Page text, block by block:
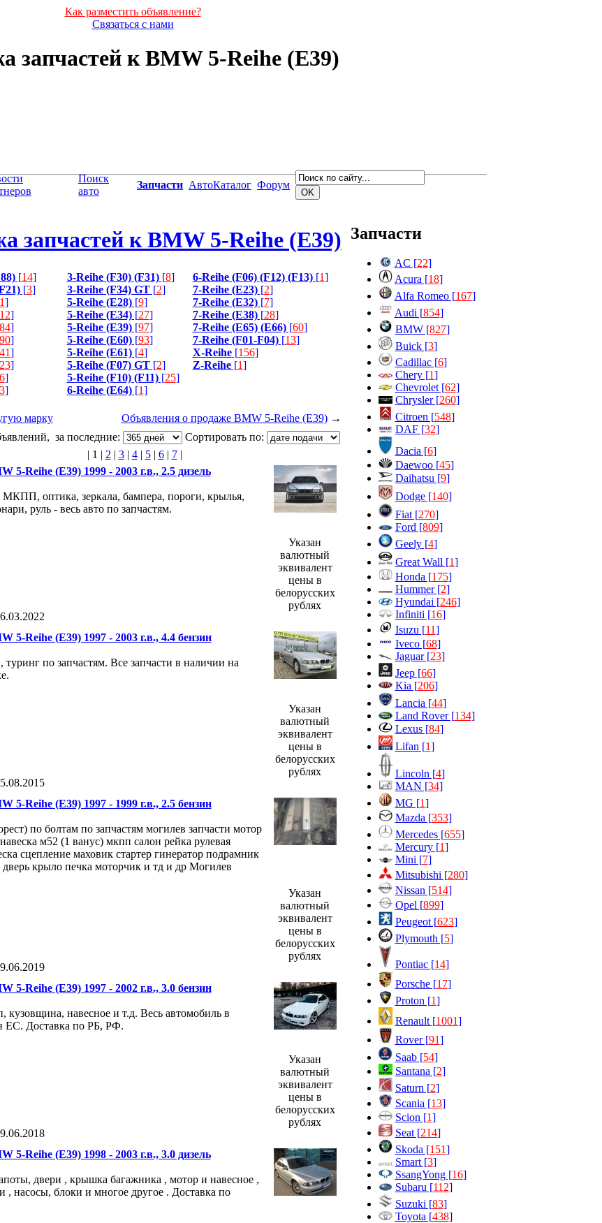
Как разместить объявление?
Связаться с нами
запчастей к BMW 5-Reihe (E39)
Поиск
авто
Запчасти АвтоКаталог Форум
запчастей к BMW 5-Reihe (E39)
[14]
[3]
]
]
]
]
]
]
]
]
3-Reihe (F30) (F31)[8]
3-Reihe (F34) GT[2]
5-Reihe (E28)[9]
5-Reihe (E34)[27]
5-Reihe (E39)[97]
5-Reihe (E60)[93]
5-Reihe (E61)[4]
5-Reihe (F07) GT[2]
5-Reihe (F10) (F11)[25]
6-Reihe (E64)[1]
6-Reihe (F06) (F12) (F13) [1]
7-Reihe (E23)[2]
7-Reihe (E32)[7]
7-Reihe (E38)[28]
7-Reihe (E65) (E66)[60]
7-Reihe (F01-F04)[13]
X-Reihe[156]
Z-Reihe[1]
марку Объявления о продаже BMW 5-Reihe (E39)→
за последние:
Сортировать по:
| 1 | 2 | 3| 4| 5| 6| 7|
5-Reihe (E39) 1999 - 2003 г.в., 2.5 дизель
МКПП, оптика, зеркала, бампера, пороги, крылья,
руль - весь авто по запчастям.
Указан
валютный
эквивалент
цены в
белорусских
рублях
5-Reihe (E39) 1997 - 2003 г.в., 4.4 бензин
туринг по запчастям. Все запчасти в наличии на
Указан
валютный
эквивалент
цены в
белорусских
рублях
5-Reihe (E39) 1997 - 1999 г.в., 2.5 бензин
по болтам по запчастям могилев запчасти мотор
м52 (1 ванус) мкпп салон рейка рулевая
сцепление маховик стартер гинератор подрамник
дверь крыло печка моторчик и тд и др Могилев
Указан
валютный
эквивалент
цены в
белорусских
рублях
5-Reihe (E39) 1997 - 2002 г.в., 3.0 бензин
кузовщина, навесное и т.д. Весь автомобиль в
ЕС. Доставка по РБ, РФ.
Указан
валютный
эквивалент
цены в
белорусских
рублях
5-Reihe (E39) 1998 - 2003 г.в., 3.0 дизель
двери , крышка багажника , мотор и навесное ,
, насосы, блоки и многое другое . Доставка по
Запчасти
AC [22]
Acura [18]
Alfa Romeo [167]
Audi [854]
BMW [827]
Buick [3]
Cadillac [6]
Chery [1]
Chevrolet [62]
Chrysler [260]
Citroen [548]
DAF [32]
Dacia [6]
Daewoo [45]
Daihatsu [9]
Dodge [140]
Fiat [270]
Ford [809]
Geely [4]
Great Wall [1]
Honda [175]
Hummer [2]
Hyundai [246]
Infiniti [16]
Isuzu [11]
Iveco [68]
Jaguar [23]
Jeep [66]
Kia [206]
Lancia [44]
Land Rover [134]
Lexus [84]
Lifan [1]
Lincoln [4]
MAN [34]
MG [1]
Mazda [353]
Mercedes [655]
Mercury [1]
Mini [7]
Mitsubishi [280]
Nissan [514]
Opel [899]
Peugeot [623]
Plymouth [5]
Pontiac [14]
Porsche [17]
Proton [1]
Renault [1001]
Rover [91]
Saab [54]
Santana [2]
Saturn [2]
Scania [13]
Scion [1]
Seat [214]
Skoda [151]
Smart [3]
SsangYong [16]
Subaru [112]
Suzuki [83]
Toyota [438]